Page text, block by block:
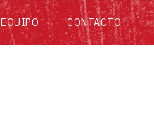
EQUIPO CONTACTO